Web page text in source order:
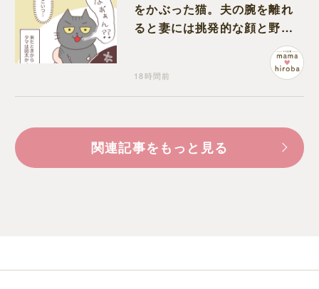
をかぶった猫。夫の腕を離れ
ると妻には挑発的な顔と野太
18時間前
関連記事をもっと見る